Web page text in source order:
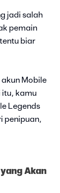
jadi salah
pemain
biar
Mobile
itu, kamu
Legends
penipuan,
Akan